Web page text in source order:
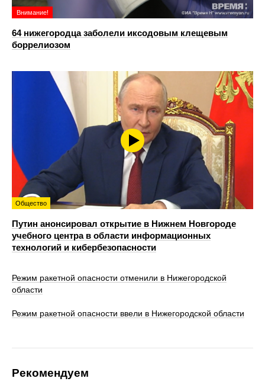
Внимание!
64 нижегородца заболели иксодовым клещевым
боррелиозом
Общество
Путин анонсировал открытие в Нижнем Новгороде
учебного центра в области информационных
технологий и кибербезопасности
Режим ракетной опасности отменили в Нижегородской
области
Режим ракетной опасности ввели в Нижегородской области
Рекомендуем